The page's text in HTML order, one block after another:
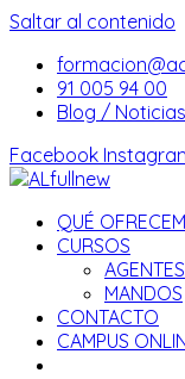
Saltar al contenido
91 005 94 00
Blog / Noticias
Facebook
QUÉ
CURSOS
AGENTES
MANDOS
CONTACTO
CAMPUS